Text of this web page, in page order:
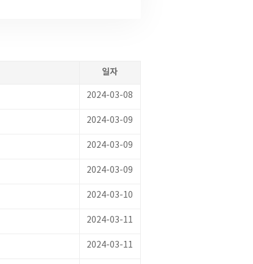
일자
2024-03-08
2024-03-09
2024-03-09
2024-03-09
2024-03-10
2024-03-11
2024-03-11